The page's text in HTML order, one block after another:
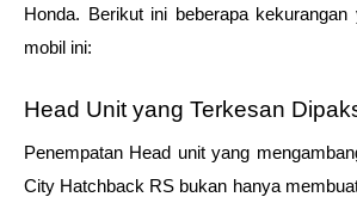
Honda. Berikut ini beberapa kekurangan
mobil ini:
Head Unit yang Terkesan
Penempatan Head unit yang
City Hatchback RS bukan hanya